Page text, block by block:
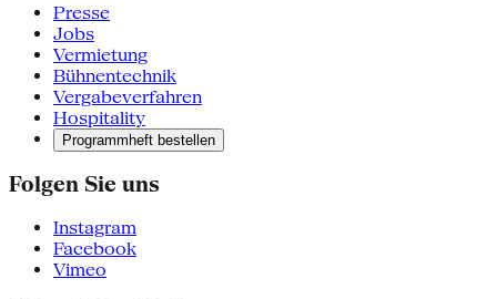
Presse
Jobs
Vermietung
Bühnentechnik
Vergabeverfahren
Hospitality
Programmheft bestellen
Folgen Sie uns
Instagram
Facebook
Vimeo